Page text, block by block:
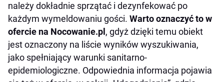
należy dokładnie sprzątać i dezynfekować po
każdym wymeldowaniu gości. Warto oznaczyć to w
ofercie na Nocowanie.pl , gdyż dzięki temu obiekt
jest oznaczony na liście wyników wyszukiwania,
jako spełniający warunki sanitarno-
epidemiologiczne. Odpowiednia informacja pojawia